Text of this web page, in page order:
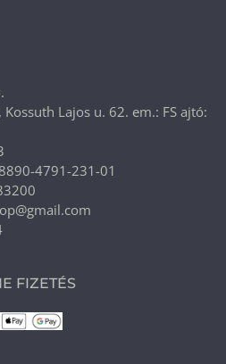
Lajos u. 62. em.: FS ajtó:
4791-231-01
FIZETÉS